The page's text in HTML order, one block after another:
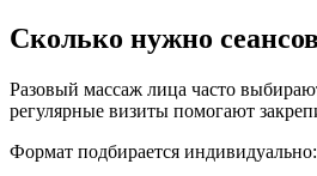
Сколько нужно
Разовый массаж лица часто
регулярные визиты помогают
Формат подбирается индивидуально: